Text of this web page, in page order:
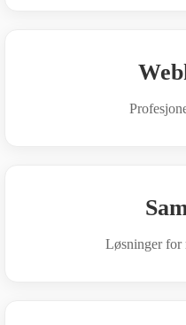
Løsninger for